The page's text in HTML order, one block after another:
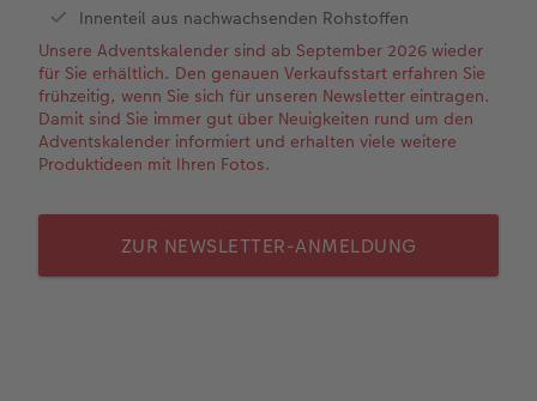
Webinare & VHS
Erste Schritte
Fotobuch erstellen
Foto-Kochbuch
Neuheiten
Bestellwege
Ideen zur Wandgestaltung
CEWE myPhotos
Neuheiten
Extras
Last Minute Fotos
CEWE myPhotos
Fotos digitalisieren
Neuheiten
Extras
Sofortfotocollagen
Mehrteilige Sofortfotos
Retro Minis
Faber-Castell
Foto-Geschenkbox
Neuheiten
CEWE myPhotos
Papierqualitäten
Weitere Anlässe
CEWE myPhotos
Neuheiten
Bestellwege
Inspiration
CEWE myPhotos
Neuheiten
Extras
Einfach & schnell gestaltet
Besondere Geschenkideen
CEWE myPhotos
Neuheiten
Innenteil aus nachwachsenden Rohstoffen
Unsere Adventskalender sind ab September 2026 wieder
für Sie erhältlich. Den genauen Verkaufsstart erfahren Sie
frühzeitig, wenn Sie sich für unseren Newsletter eintragen.
Damit sind Sie immer gut über Neuigkeiten rund um den
Adventskalender informiert und erhalten viele weitere
Produktideen mit Ihren Fotos.
ZUR NEWSLETTER-ANMELDUNG